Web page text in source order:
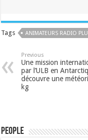
Tags ANIMATEURS RADIO
Previous
Une mission
par l’ULB en
découvre une
kg
People